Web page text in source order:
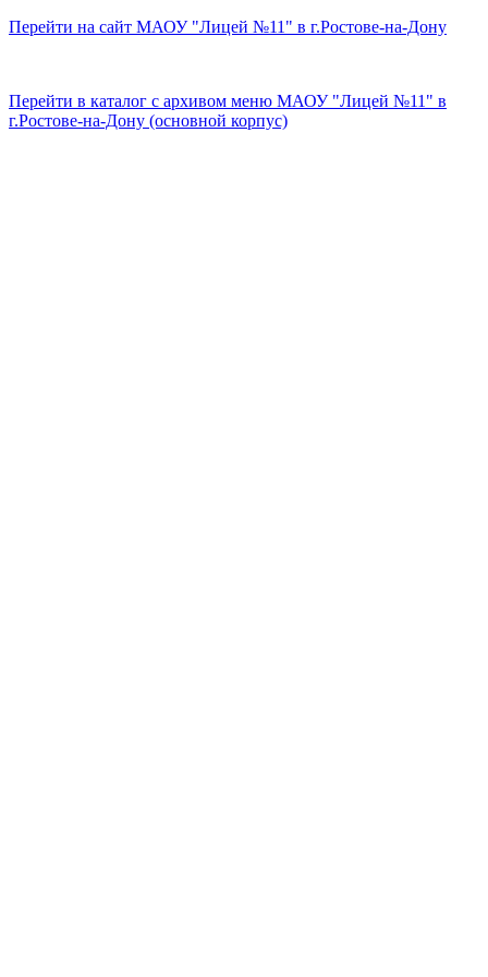
Перейти на сайт МАОУ "Лицей №11" в г.Ростове-на-Дону
Перейти в каталог с архивом меню МАОУ "Лицей №11" в
г.Ростове-на-Дону (основной корпус)